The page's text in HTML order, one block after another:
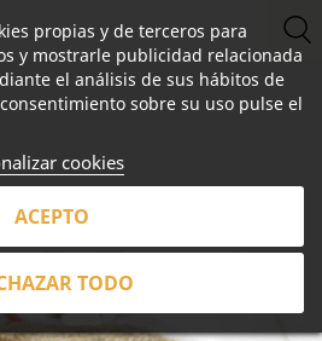
propias y de terceros para
y mostrarle publicidad relacionada
el análisis de sus hábitos de
sobre su uso pulse el
cookies
TODO
ACEPTO